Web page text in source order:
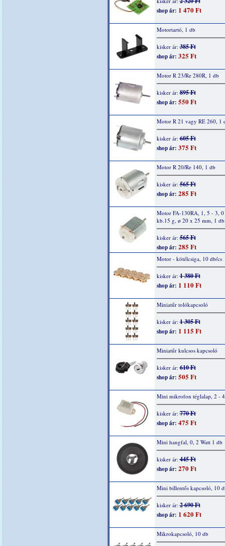
shop ár: 1 470 Ft
Motortartó, 1 db
kisker ár:385 Ft
shop ár: 325 Ft
Motor R 23/Re 280R, 1 db
kisker ár:895 Ft
shop ár: 550 Ft
Motor R 21 vagy RE 260, 1
kisker ár:605 Ft
shop ár: 375 Ft
Motor R 20/Re 140, 1 db
kisker ár:565 Ft
shop ár: 285 Ft
Motor FA-130RA, 1, 5 - 3,
kb.15 g, ø 20 x 25 mm, 1 db
kisker ár:565 Ft
shop ár: 285 Ft
Motor - kötélcsiga, 10 db/cs
kisker ár:1 380 Ft
shop ár: 1 110 Ft
Miniatűr tolókapcsoló
kisker ár:1 305 Ft
shop ár: 1 115 Ft
Miniatűr kulcsos kapcsoló
kisker ár:610 Ft
shop ár: 505 Ft
Mini mikrofon téglalap, 2 -
kisker ár:770 Ft
shop ár: 475 Ft
Mini hangfal, 0, 2 Watt 1 db
kisker ár:445 Ft
shop ár: 270 Ft
Mini billentős kapcsoló, 10
kisker ár:2 690 Ft
shop ár: 1 620 Ft
Mikrokapcsoló, 10 db